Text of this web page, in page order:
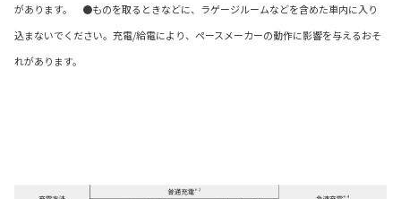
があります。 ●ものを取るときなどに、ラゲージルームなどを含めた車内に入り
込まないでください。充電/給電により、ペースメーカーの動作に影響を与えるおそ
れがあります。